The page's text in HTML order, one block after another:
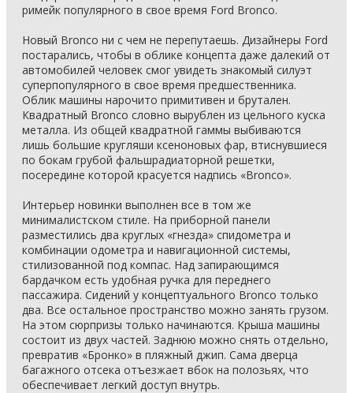
римейк популярного в свое время Ford Bronco.
Новый Bronco ни с чем не перепутаешь. Дизайнеры Ford
постарались, чтобы в облике концепта даже далекий от
автомобилей человек смог увидеть знакомый силуэт
суперпопулярного в свое время предшественника.
Облик машины нарочито примитивен и брутален.
Квадратный Bronco словно вырублен из цельного куска
металла. Из общей квадратной гаммы выбиваются
лишь большие кругляши ксеноновых фар, втиснувшиеся
по бокам грубой фальшрадиаторной решетки,
посередине которой красуется надпись «Bronco».
Интерьер новинки выполнен все в том же
минималистском стиле. На приборной панели
разместились два круглых «гнезда» спидометра и
комбинации одометра и навигационной системы,
стилизованной под компас. Над запирающимся
бардачком есть удобная ручка для переднего
пассажира. Сидений у концептуального Bronco только
два. Все остальное пространство можно занять грузом.
На этом сюрпризы только начинаются. Крыша машины
состоит из двух частей. Заднюю можно снять отдельно,
превратив «Бронко» в пляжный джип. Сама дверца
багажного отсека отъезжает вбок на полозьях, что
обеспечивает легкий доступ внутрь.